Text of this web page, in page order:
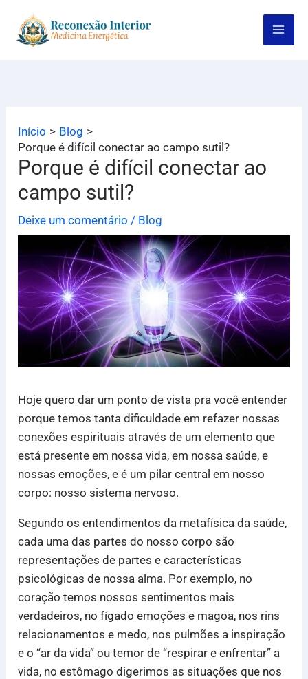
para
Início
Blog
Porque é difícil conectar ao campo sutil?
Porque é difícil conectar ao
campo sutil?
Deixe um comentário / Blog
Hoje quero dar um ponto de vista pra você entender
porque temos tanta dificuldade em refazer nossas
conexões espirituais através de um elemento que
está presente em nossa vida, em nossa saúde, e
nossas emoções, e é um pilar central em nosso
corpo: nosso sistema nervoso.
Segundo os entendimentos da metafísica da saúde,
cada uma das partes do nosso corpo são
representações de partes e características
psicológicas de nossa alma. Por exemplo, no
coração temos nossos sentimentos mais
verdadeiros, no fígado emoções e magoa, nos rins
relacionamentos e medo, nos pulmões a inspiração
e o “ar da vida” ou temor de “respirar e enfrentar” a
vida, no estômago digerimos as situações que nos